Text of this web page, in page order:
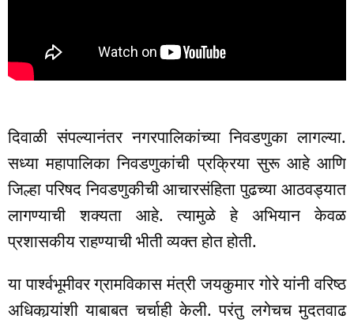
दिवाळी संपल्यानंतर नगरपालिकांच्या निवडणुका लागल्या.
सध्या महापालिका निवडणुकांची प्रक्रिया सुरू आहे आणि
जिल्हा परिषद निवडणुकीची आचारसंहिता पुढच्या आठवड्यात
लागण्याची शक्यता आहे. त्यामुळे हे अभियान केवळ
प्रशासकीय राहण्याची भीती व्यक्त होत होती.
या पार्श्वभूमीवर ग्रामविकास मंत्री जयकुमार गोरे यांनी वरिष्ठ
अधिकार्‍यांशी याबाबत चर्चाही केली. परंतु लगेचच मुदतवाढ